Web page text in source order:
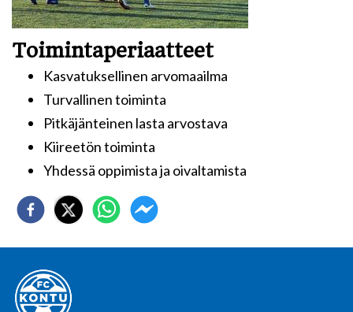
Toimintaperiaatteet
Kasvatuksellinen arvomaailma
Turvallinen toiminta
Pitkäjänteinen lasta arvostava
Kiireetön toiminta
Yhdessä oppimista ja oivaltamista